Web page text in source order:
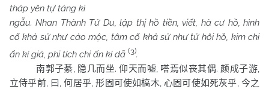
tháp yên tự táng kì
ngẫu. Nhan Thành Tử Du, lập thị hồ tiền, viết, hà cư hồ, hình
cố khả sử như cảo mộc, tâm cố khả sử như tử hôi hồ, kim chi
ấn kỉ giả, phi tích chi ấn kỉ dã (3).
南郭子綦, 隐几而坐.仰天而嘘, 嗒焉似丧其偶. 颜成子游,
立侍乎前, 曰 ,何居乎,形固可使如槁木, 心固可使如死灰乎, 今之